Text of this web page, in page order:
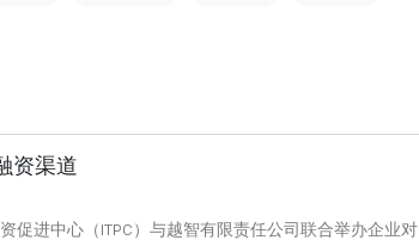
资渠道
促进中心（ITPC）与越智有限责任公司联合举办企业对